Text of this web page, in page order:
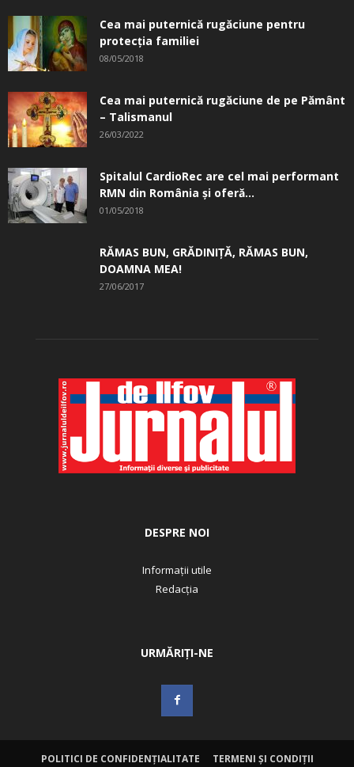
Cea mai puternică rugăciune pentru
protecția familiei
08/05/2018
Cea mai puternică rugăciune de pe Pământ
– Talismanul
26/03/2022
Spitalul CardioRec are cel mai performant
RMN din România și oferă...
01/05/2018
RĂMAS BUN, GRĂDINIŢĂ, ­RĂMAS BUN,
DOAMNA MEA!
27/06/2017
DESPRE NOI
Informații utile
Redacția
URMĂRIȚI-NE
POLITICI DE CONFIDENȚIALITATE TERMENI ȘI CONDIȚII